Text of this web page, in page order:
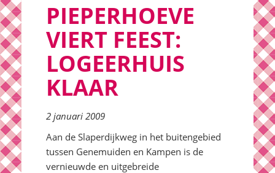
PIEPERHOEVE
VIERT FEEST:
LOGEERHUIS
KLAAR
2 januari 2009
Aan de Slaperdijkweg in het buitengebied
tussen Genemuiden en Kampen is de
vernieuwde en uitgebreide